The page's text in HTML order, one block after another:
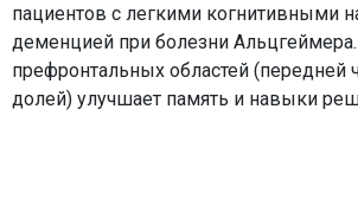
пациентов с легкими когнитивными
деменцией при болезни
префронтальных областей (передней
долей) улучшает память и навыки